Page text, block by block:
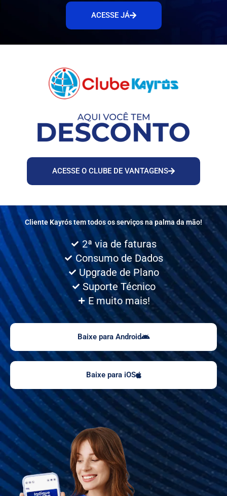
ACESSE JÁ
ACESSE O CLUBE DE VANTAGENS
Cliente Kayrós tem todos os serviços na palma da mão!
2ª via de faturas
Consumo de Dados
Upgrade de Plano
Suporte Técnico
E muito mais!
Baixe para Android
Baixe para iOS